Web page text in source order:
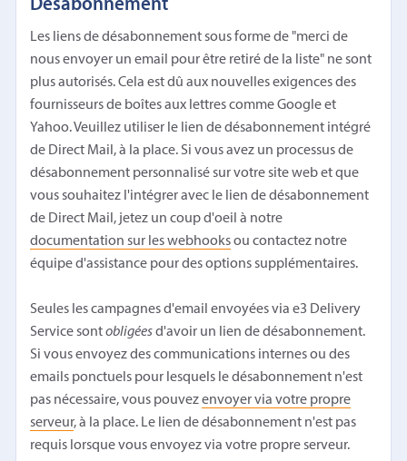
Désabonnement
Les liens de désabonnement sous forme de "merci de
nous envoyer un email pour être retiré de la liste" ne sont
plus autorisés. Cela est dû aux nouvelles exigences des
fournisseurs de boîtes aux lettres comme Google et
Yahoo. Veuillez utiliser le lien de désabonnement intégré
de Direct Mail, à la place. Si vous avez un processus de
désabonnement personnalisé sur votre site web et que
vous souhaitez l'intégrer avec le lien de désabonnement
de Direct Mail, jetez un coup d'oeil à notre
documentation sur les webhooksou contactez notre
équipe d'assistance pour des options supplémentaires.
Seules les campagnes d'email envoyées via e3 Delivery
Service sontobligéesd'avoir un lien de désabonnement.
Si vous envoyez des communications internes ou des
emails ponctuels pour lesquels le désabonnement n'est
pas nécessaire, vous pouvezenvoyer via votre propre
serveur, à la place. Le lien de désabonnement n'est pas
requis lorsque vous envoyez via votre propre serveur.